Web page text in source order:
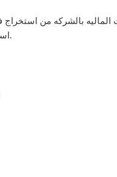
استخراج موازين المراجعه المتخصصه وميزان المراجعه العام واعداد القوائم الماليه عند طلبها.